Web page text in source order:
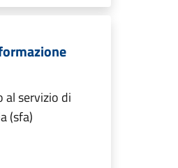
al servizio di
(sfa)